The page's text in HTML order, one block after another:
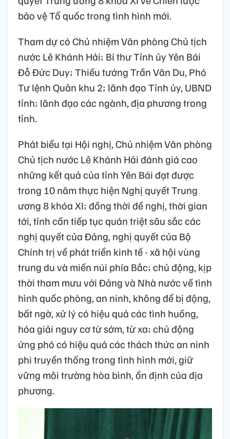
bảo vệ Tổ quốc trong tình hình mới.
Tham dự có Chủ nhiệm Văn phòng Chủ tịch
nước Lê Khánh Hải; Bí thư Tỉnh ủy Yên Bái
Đỗ Đức Duy; Thiếu tướng Trần Văn Du, Phó
Tư lệnh Quân khu 2; lãnh đạo Tỉnh ủy, UBND
tỉnh; lãnh đạo các ngành, địa phương trong
tỉnh.
Phát biểu tại Hội nghị, Chủ nhiệm Văn phòng
Chủ tịch nước Lê Khánh Hải đánh giá cao
những kết quả của tỉnh Yên Bái đạt được
trong 10 năm thực hiện Nghị quyết Trung
ương 8 khóa XI; đồng thời đề nghị, thời gian
tới, tỉnh cần tiếp tục quán triệt sâu sắc các
nghị quyết của Đảng, nghị quyết của Bộ
Chính trị về phát triển kinh tế - xã hội vùng
trung du và miền núi phía Bắc; chủ động, kịp
thời tham mưu với Đảng và Nhà nước về tình
hình quốc phòng, an ninh, không để bị động,
bất ngờ, xử lý có hiệu quả các tình huống,
hóa giải nguy cơ từ sớm, từ xa; chủ động
ứng phó có hiệu quả các thách thức an ninh
phi truyền thống trong tình hình mới, giữ
vững môi trường hòa bình, ổn định của địa
phương.